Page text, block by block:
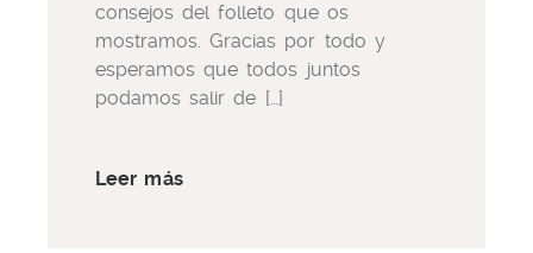
consejos del folleto que os
mostramos. Gracias por todo y
esperamos que todos juntos
podamos salir de […]
Leer más